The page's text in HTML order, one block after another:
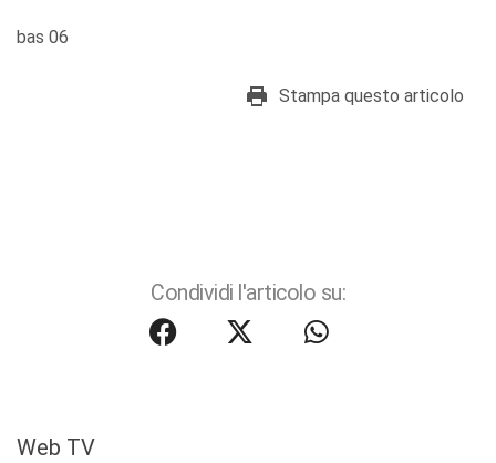
bas 06
Stampa questo articolo
Condividi l'articolo su:
Web TV